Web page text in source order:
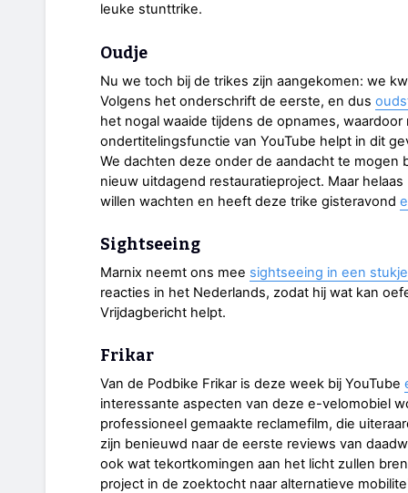
leuke stunttrike.
Oudje
Nu we toch bij de trikes zijn aangekomen: we
Volgens het onderschrift de eerste, en dus
het nogal waaide tijdens de opnames,
ondertitelingsfunctie van YouTube helpt in dit
We dachten deze onder de aandacht te mogen
nieuw uitdagend restauratieproject. Maar
willen wachten en heeft deze trike gisteravond
Sightseeing
Marnix neemt ons mee sightseeing in een
reacties in het Nederlands, zodat hij wat kan
Vrijdagbericht helpt.
Frikar
Van de Podbike Frikar is deze week bij YouTube
interessante aspecten van deze e-velomobiel
professioneel gemaakte reclamefilm, die
zijn benieuwd naar de eerste reviews van
ook wat tekortkomingen aan het licht zullen
project in de zoektocht naar alternatieve